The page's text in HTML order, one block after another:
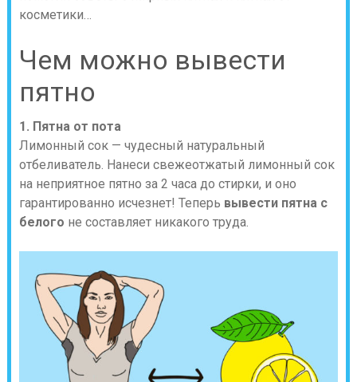
косметики…
Чем можно вывести
пятно
1. Пятна от пота
Лимонный сок — чудесный натуральный
отбеливатель. Нанеси свежеотжатый лимонный сок
на неприятное пятно за 2 часа до стирки, и оно
гарантированно исчезнет! Теперь вывести пятна с
белого не составляет никакого труда.